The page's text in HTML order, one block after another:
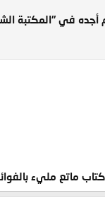
في "المكتبة
ماتع مليء